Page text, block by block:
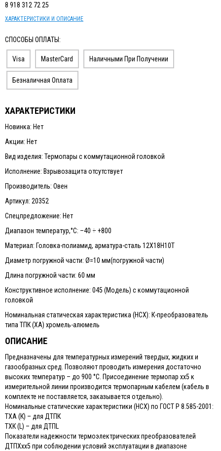
8 918 312 72 25
ХАРАКТЕРИСТИКИ И ОПИСАНИЕ
СПОСОБЫ ОПЛАТЫ:
Visa MasterCard Наличными При Получении
Безналичная Оплата
ХАРАКТЕРИСТИКИ
Новинка: Нет
Акции: Нет
Вид изделия: Термопары с коммутационной головкой
Исполнение: Взрывозащита отсутствует
Производитель: Овен
Артикул: 20352
Спецпредложение: Нет
Диапазон температур,°С: –40 ÷ +800
Материал: Головка-полиамид, арматура-сталь 12Х18Н10Т
Диаметр погружной части: Ø=10 мм(погружной части)
Длина погружной части: 60 мм
Конструктивное исполнение: 045 (Модель) с коммутационной
головкой
Номинальная статическая характеристика (НСХ): К-преобразователь
типа ТПК (ХА) хромель-алюмель
ОПИСАНИЕ
Предназначены для температурных измерений твердых, жидких и
газообразных сред. Позволяют проводить измерения достаточно
высоких температур – до 900 °С. Присоединение термопар хх5 к
измерительной линии производится термопарным кабелем (кабель в
комплекте не поставляется, заказывается отдельно).
Номинальные статические характеристики (НСХ) по ГОСТ Р 8.585-2001:
ТХА (К) – для ДТПК
ТХК (L) – для ДТПL
Показатели надежности термоэлектрических преобразователей
ДТПХхх5 при соблюдении условий эксплуатации в диапазоне